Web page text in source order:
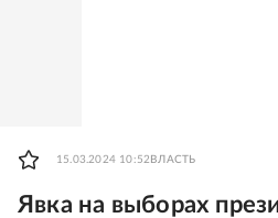
15.03.2024 10:52 ВЛАСТЬ
Явка на выборах